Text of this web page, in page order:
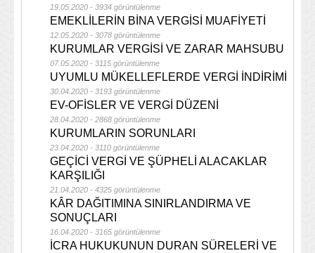
19.05.2020 - 3934 görüntülenme
EMEKLİLERİN BİNA VERGİSİ MUAFİYETİ
12.05.2020 - 3078 görüntülenme
KURUMLAR VERGİSİ VE ZARAR MAHSUBU
07.05.2020 - 3115 görüntülenme
UYUMLU MÜKELLEFLERDE VERGİ İNDİRİMİ
30.04.2020 - 3193 görüntülenme
EV-OFİSLER VE VERGİ DÜZENİ
28.04.2020 - 2868 görüntülenme
KURUMLARIN SORUNLARI
23.04.2020 - 3110 görüntülenme
GEÇİCİ VERGİ VE ŞÜPHELİ ALACAKLAR
KARŞILIĞI
21.04.2020 - 4325 görüntülenme
KÂR DAĞITIMINA SINIRLANDIRMA VE
SONUÇLARI
16.04.2020 - 3165 görüntülenme
İCRA HUKUKUNUN DURAN SÜRELERİ VE